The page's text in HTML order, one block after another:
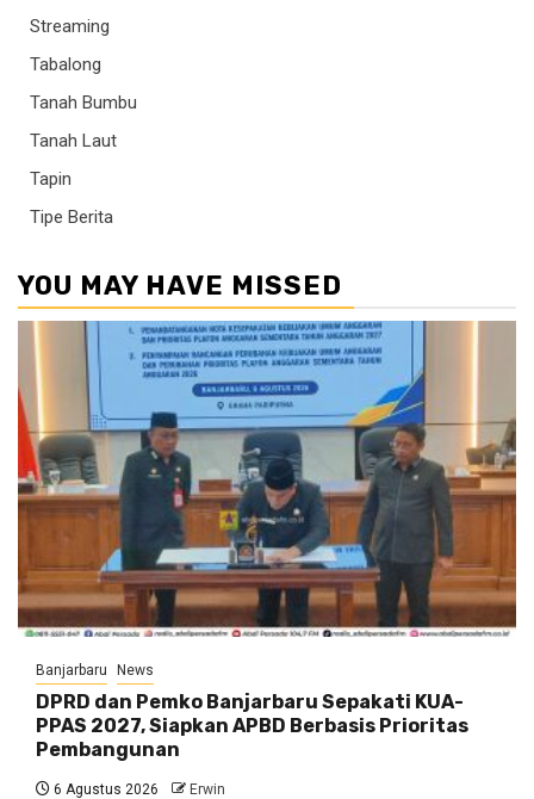
Streaming
Tabalong
Tanah Bumbu
Tanah Laut
Tapin
Tipe Berita
YOU MAY HAVE MISSED
Banjarbaru News
DPRD dan Pemko Banjarbaru Sepakati KUA-
PPAS 2027, Siapkan APBD Berbasis Prioritas
Pembangunan
6 Agustus 2026 Erwin